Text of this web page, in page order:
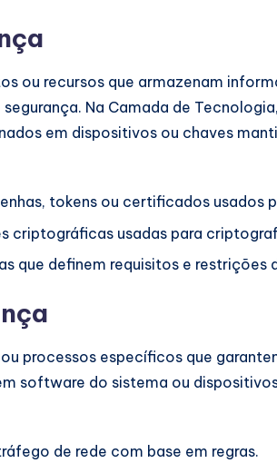
ou recursos que armazenam
Na Camada de
em dispositivos ou chaves
tokens ou certificados usados
criptográficas usadas para
que definem requisitos e restrições
processos específicos que
software do sistema ou
de rede com base em regras.